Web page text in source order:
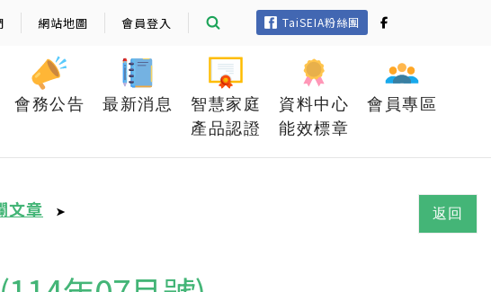
網站地圖 會員登入 TaiSEIA粉絲團
會務公告 最新消息
智慧家庭
產品認證
資料中心
能效標章
會員專區
文章 ➤ 返回